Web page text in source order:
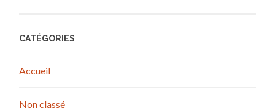
CATÉGORIES
Accueil
Non classé